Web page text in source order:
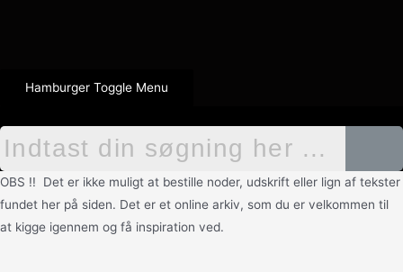
Hamburger Toggle Menu
OBS !! Det er ikke muligt at bestille noder, udskrift eller lign af tekster
fundet her på siden. Det er et online arkiv, som du er velkommen til
at kigge igennem og få inspiration ved.